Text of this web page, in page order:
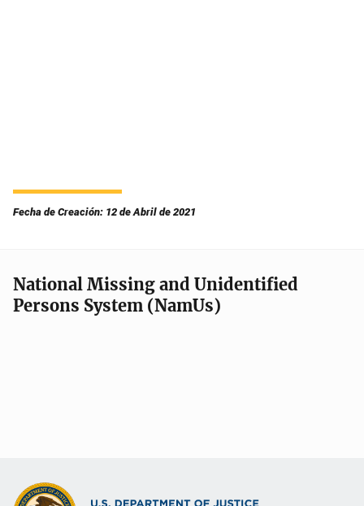
Fecha de Creación: 12 de Abril de 2021
National Missing and Unidentified
Persons System (NamUs)